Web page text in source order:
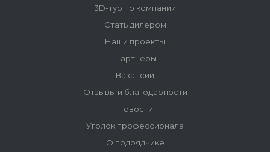
3D-тур по компании
Стать дилером
Наши проекты
Партнеры
Вакансии
Отзывы и благодарности
Новости
Уголок профессионала
О подрядчике